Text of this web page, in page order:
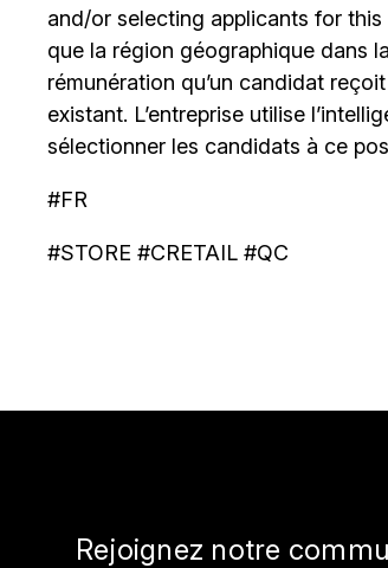
and/or selecting applicants for this
que la région géographique dans
rémunération qu’un candidat
existant. L’entreprise utilise
sélectionner les candidats à ce
#FR
#STORE #CRETAIL #QC
Rejoignez notre